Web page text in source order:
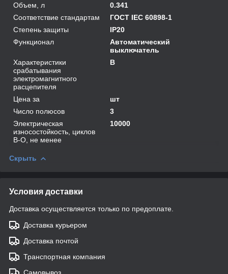
Объем, л
0.341
Соответствие стандартам
ГОСТ IEC 60898-1
Степень защиты
IP20
Функционал
Автоматический
выключатель
Характеристики
срабатывания
электромагнитного
расцепителя
B
Цена за
шт
Число полюсов
3
Электрическая
износостойкость, циклов
В-О, не менее
10000
Скрыть
Условия доставки
Доставка осуществляется только по предоплате.
Доставка курьером
Доставка почтой
Транспортная компания
Самовывоз